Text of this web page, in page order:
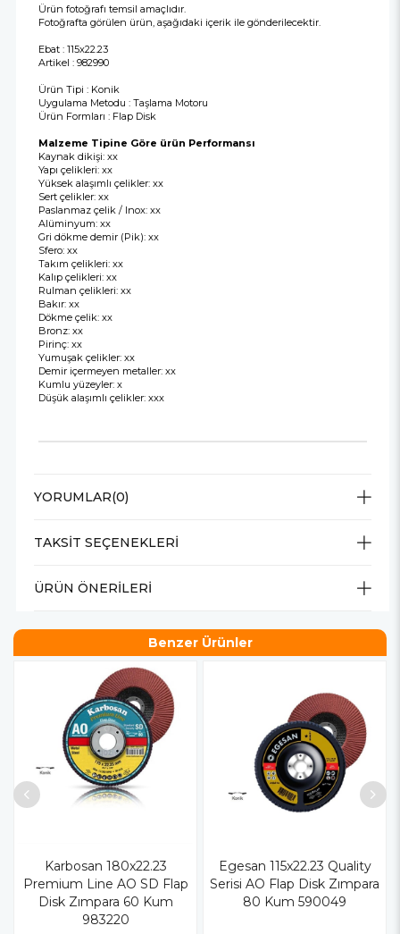
Ürün fotoğrafı temsil amaçlıdır.
Fotoğrafta görülen ürün, aşağıdaki içerik ile gönderilecektir.
Ebat : 115x22.23
Artikel : 982990
Ürün Tipi : Konik
Uygulama Metodu : Taşlama Motoru
Ürün Formları : Flap Disk
Malzeme Tipine Göre ürün Performansı
Kaynak dikişi: xx
Yapı çelikleri: xx
Yüksek alaşımlı çelikler: xx
Sert çelikler: xx
Paslanmaz çelik / Inox: xx
Alüminyum: xx
Gri dökme demir (Pik): xx
Sfero: xx
Takım çelikleri: xx
Kalıp çelikleri: xx
Rulman çelikleri: xx
Bakır: xx
Dökme çelik: xx
Bronz: xx
Pirinç: xx
Yumuşak çelikler: xx
Demir içermeyen metaller: xx
Kumlu yüzeyler: x
Düşük alaşımlı çelikler: xxx
YORUMLAR(0)
TAKSIT SEÇENEKLERI
ÜRÜN ÖNERILERI
Benzer Ürünler
Karbosan 180x22.23
Premium Line AO SD Flap
Disk Zımpara 60 Kum
983220
Egesan 115x22.23 Quality
Serisi AO Flap Disk Zımpara
80 Kum 590049